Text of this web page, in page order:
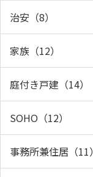
治安（8）
家族（12）
庭付き戸建（14）
SOHO（12）
事務所兼住居（11）